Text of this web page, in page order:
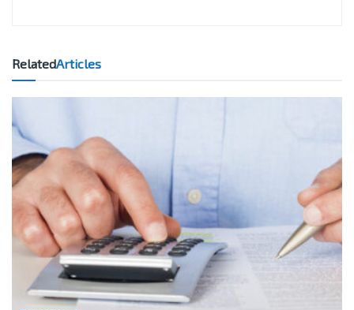
RelatedArticles